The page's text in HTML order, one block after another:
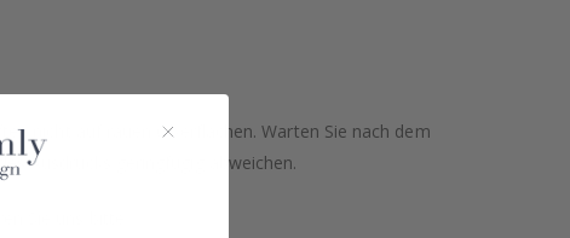
nicht auf rauen Oberflächen. Warten Sie nach dem
Ausdrucks geringfügig abweichen.
Sie uns bitte.